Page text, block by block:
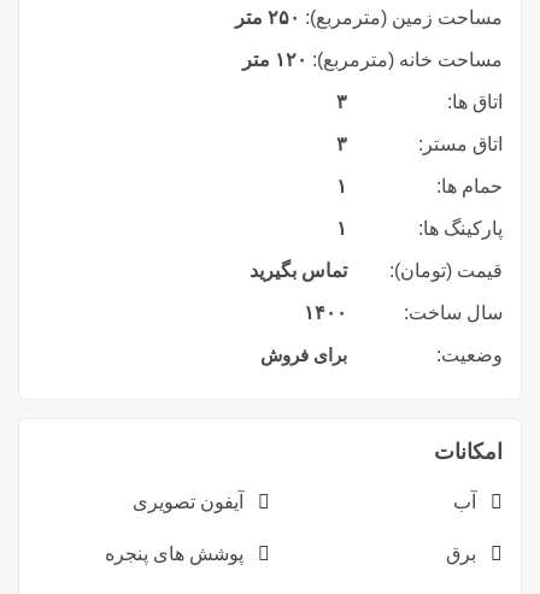
مساحت زمین (مترمربع): ۲۵۰ متر
مساحت خانه (مترمربع): ۱۲۰ متر
اتاق ها: ۳
اتاق مستر: ۳
حمام ها: ۱
پارکینگ ها: ۱
قیمت (تومان): تماس بگیرید
سال ساخت: ۱۴۰۰
وضعیت: برای فروش
امکانات
آب آیفون تصویری
برق پوشش های پنجره